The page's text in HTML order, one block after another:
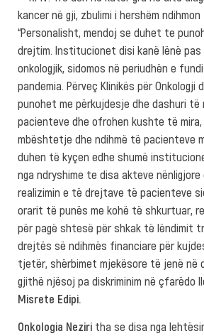
“Personalisht, mendoj se duhet te
drejtim. Institucionet disi kanë lënë
onkologjik, sidomos në periudhën e
pandemia. Përveç Klinikës për Onkologji
punohet me përkujdesje dhe dashuri të
pacienteve dhe ofrohen kushte të mira,
mbështetje dhe ndihmë të pacienteve
duhen të kyçen edhe shumë
nga ndryshime te disa akteve
realizimin e të drejtave të pacienteve
orarit të punës me kohë të shkurtuar,
për pagë shtesë për shkak të lëndimit
drejtës së ndihmës financiare për
tjetër, shërbimet mjekësore të jenë në
gjithë njësoj pa diskriminim në çfarëdo
Misrete Edipi.
Onkologia Neziri tha se disa nga